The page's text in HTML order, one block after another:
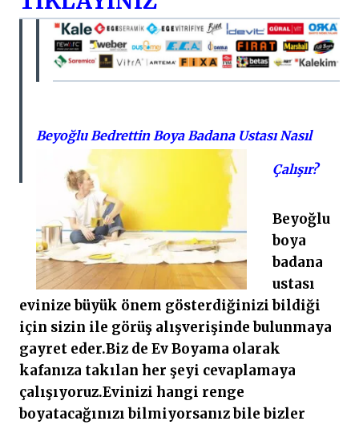
Beyoğlu Bedrettin Boya Badana Ustası Nasıl
Çalışır?
Beyoğlu
boya
badana
ustası
evinize büyük önem gösterdiğinizi bildiği
için sizin ile görüş alışverişinde bulunmaya
gayret eder.Biz de Ev Boyama olarak
kafanıza takılan her şeyi cevaplamaya
çalışıyoruz.Evinizi hangi renge
boyatacağınızı bilmiyorsanız bile bizler